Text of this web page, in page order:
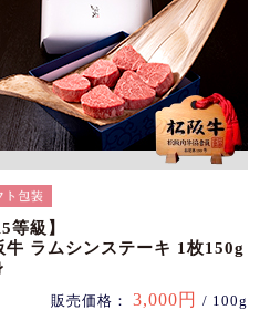
等級】
牛 ラムシンステーキ 1枚150g
販売価格： 3,000円 / 100g